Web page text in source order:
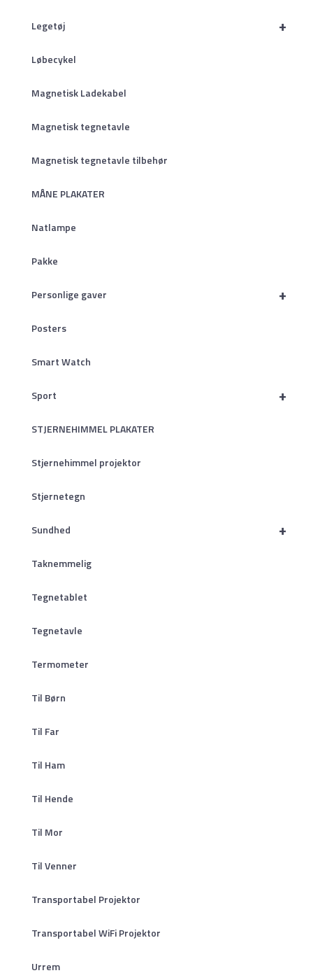
+
Legetøj
Løbecykel
Magnetisk Ladekabel
Magnetisk tegnetavle
Magnetisk tegnetavle tilbehør
MÅNE PLAKATER
Natlampe
Pakke
+
Personlige gaver
Posters
Smart Watch
+
Sport
STJERNEHIMMEL PLAKATER
Stjernehimmel projektor
Stjernetegn
+
Sundhed
Taknemmelig
Tegnetablet
Tegnetavle
Termometer
Til Børn
Til Far
Til Ham
Til Hende
Til Mor
Til Venner
Transportabel Projektor
Transportabel WiFi Projektor
Urrem